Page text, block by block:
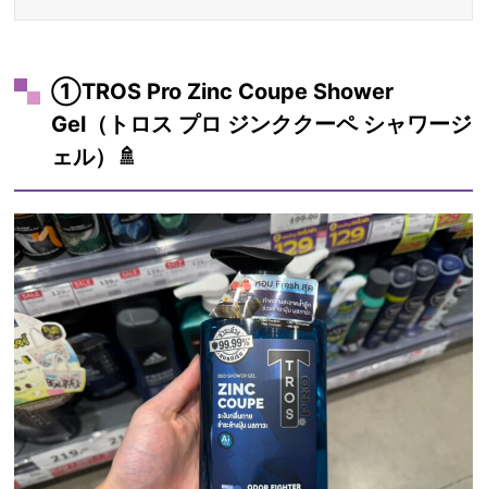
①TROS Pro Zinc Coupe Shower
Gel（トロス プロ ジンククーペ シャワージ
ェル）🚿